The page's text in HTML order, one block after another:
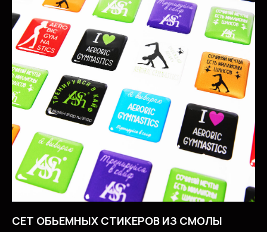
СЕТ ОБЬЕМНЫХ СТИКЕРОВ ИЗ СМОЛЫ